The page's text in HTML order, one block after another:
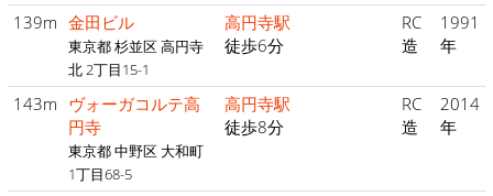
139m 金田ビル
東京都 杉並区 高円寺
北 2丁目15-1
高円寺駅
徒歩6分
RC
造
1991
年
143m ヴォーガコルテ高
円寺
東京都 中野区 大和町
1丁目68-5
高円寺駅
徒歩8分
RC
造
2014
年